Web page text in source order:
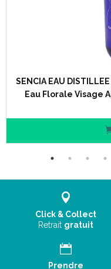
SENCIA EAU
Eau Florale Visage
Click & Collect
Retrait gratuit
Prendre